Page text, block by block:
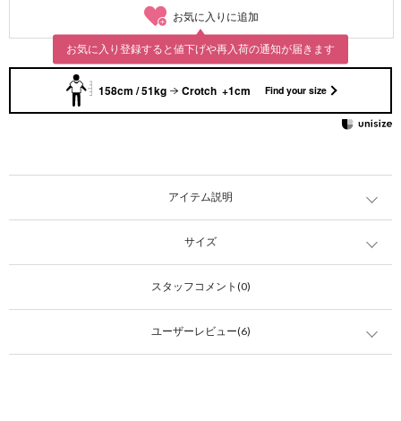
お気に入りに追加
お気に入り登録すると値下げや再入荷の通知が届きます
158cm / 51kg Crotch +1cm Find your size
アイテム説明
サイズ
スタッフコメント(0)
ユーザーレビュー(6)